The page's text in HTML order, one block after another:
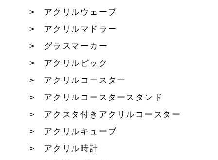
アクリルウェーブ
アクリルマドラー
グラスマーカー
アクリルピック
アクリルコースター
アクリルコースタースタンド
アクスタ付きアクリルコースター
アクリルキューブ
アクリル時計